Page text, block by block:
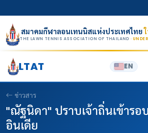
สมาคมกีฬาลอนเทนนิสแห่งประเทศไทย
THE LAWN TENNIS ASSOCIATION OF THAILAND ·
LTAT EN
ข่าวสาร
"ณัฐนิดา" ปราบเจ้าถิ่นเข้ารอ
อินเดีย